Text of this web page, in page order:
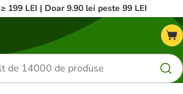
199 LEI | Doar 9.90 lei peste 99 LEI